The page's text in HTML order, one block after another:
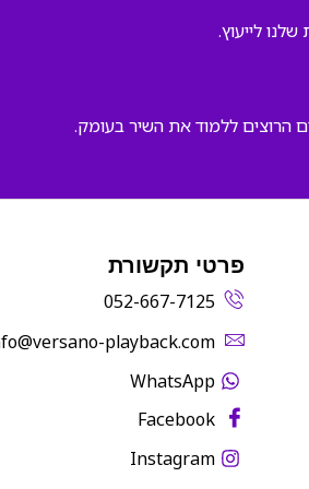
לייעוץ.
הרוצים ללמוד את השיר בעומק.
פרטי תקשורת
052-667-7125
playback.com‬
WhatsApp
Facebook
Instagram